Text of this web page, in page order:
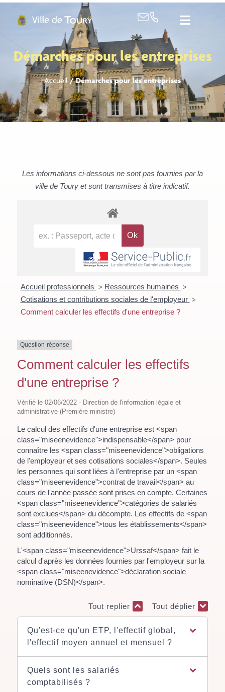
Démarches pour les entreprises
Accueil/Démarches pour les entreprises
Les informations ci-dessous ne sont pas fournies par la
ville de Toury et sont transmises à titre indicatif.
Accueil professionnels > Ressources humaines >
Cotisations et contributions sociales de l'employeur >
Comment calculer les effectifs d'une entreprise ?
Question-réponse
Comment calculer les effectifs
d'une entreprise ?
Vérifié le 02/06/2022 - Direction de l'information légale et
administrative (Première ministre)
Le calcul des effectifs d'une entreprise est <span
class="miseenevidence">indispensable</span> pour
connaître les <span class="miseenevidence">obligations
de l'employeur et ses cotisations sociales</span>. Seules
les personnes qui sont liées à l'entreprise par un <span
class="miseenevidence">contrat de travail</span> au
cours de l'année passée sont prises en compte. Certaines
<span class="miseenevidence">catégories de salariés
sont exclues</span> du décompte. Les effectifs de <span
class="miseenevidence">tous les établissements</span>
sont additionnés.
L'<span class="miseenevidence">Urssaf</span> fait le
calcul d'après les données fournies par l'employeur sur la
<span class="miseenevidence">déclaration sociale
nominative (DSN)</span>.
Tout replier Tout déplier
Qu'est-ce qu'un ETP, l'effectif global,
l'effectif moyen annuel et mensuel ?
Quels sont les salariés
comptabilisés ?